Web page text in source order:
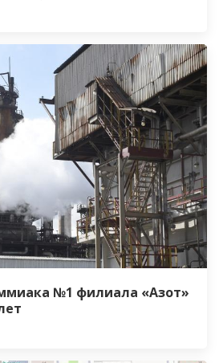
№1 филиала «Азот»